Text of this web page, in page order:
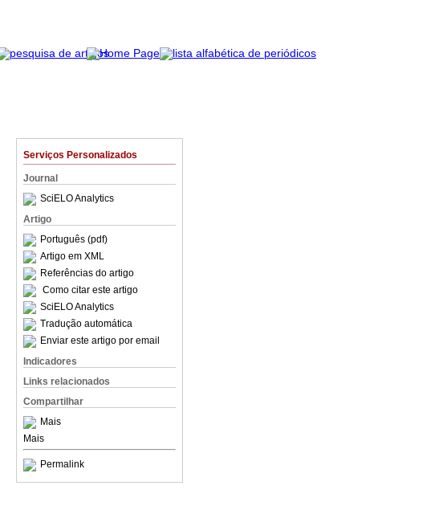
Serviços Personalizados
Journal
SciELO Analytics
Artigo
Português (pdf)
Artigo em XML
Referências do artigo
Como citar este artigo
SciELO Analytics
Tradução automática
Enviar este artigo por email
Indicadores
Links relacionados
Compartilhar
Mais
Mais
Permalink